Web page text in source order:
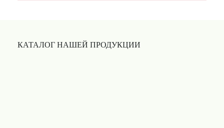
КАТАЛОГ НАШЕЙ ПРОДУКЦИИ